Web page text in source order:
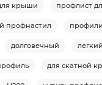
крыши профлист
профнастил
долговечный легкий
для скатной